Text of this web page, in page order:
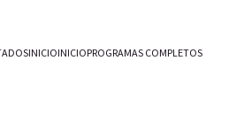
INICIOINICIOPROGRAMAS COMPLETOS